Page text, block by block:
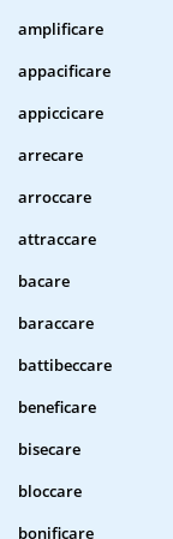
amplificare
appacificare
appiccicare
arrecare
arroccare
attraccare
bacare
baraccare
battibeccare
beneficare
bisecare
bloccare
bonificare